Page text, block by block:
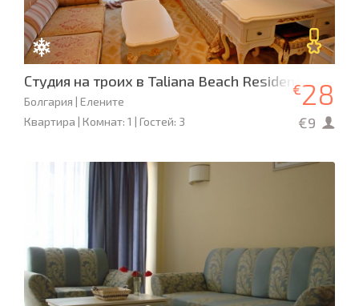
Студия на троих в Taliana Beach Residence
Болгария | Елените
Квартира | Комнат: 1 | Гостей: 3
€28
€9